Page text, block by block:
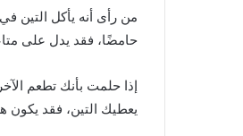
من رأى أنه يأكل التين
حامضًا، فقد يدل على
إذا حلمت بأنك تطعم
يعطيك التين، فقد